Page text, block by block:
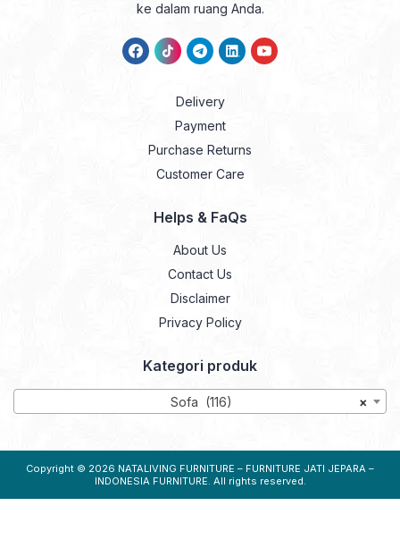
ke dalam ruang Anda.
Delivery
Payment
Purchase Returns
Customer Care
Helps & FaQs
About Us
Contact Us
Disclaimer
Privacy Policy
Kategori produk
×
Sofa (116)
Copyright © 2026 NATALIVING FURNITURE – FURNITURE JATI JEPARA –
INDONESIA FURNITURE. All rights reserved.